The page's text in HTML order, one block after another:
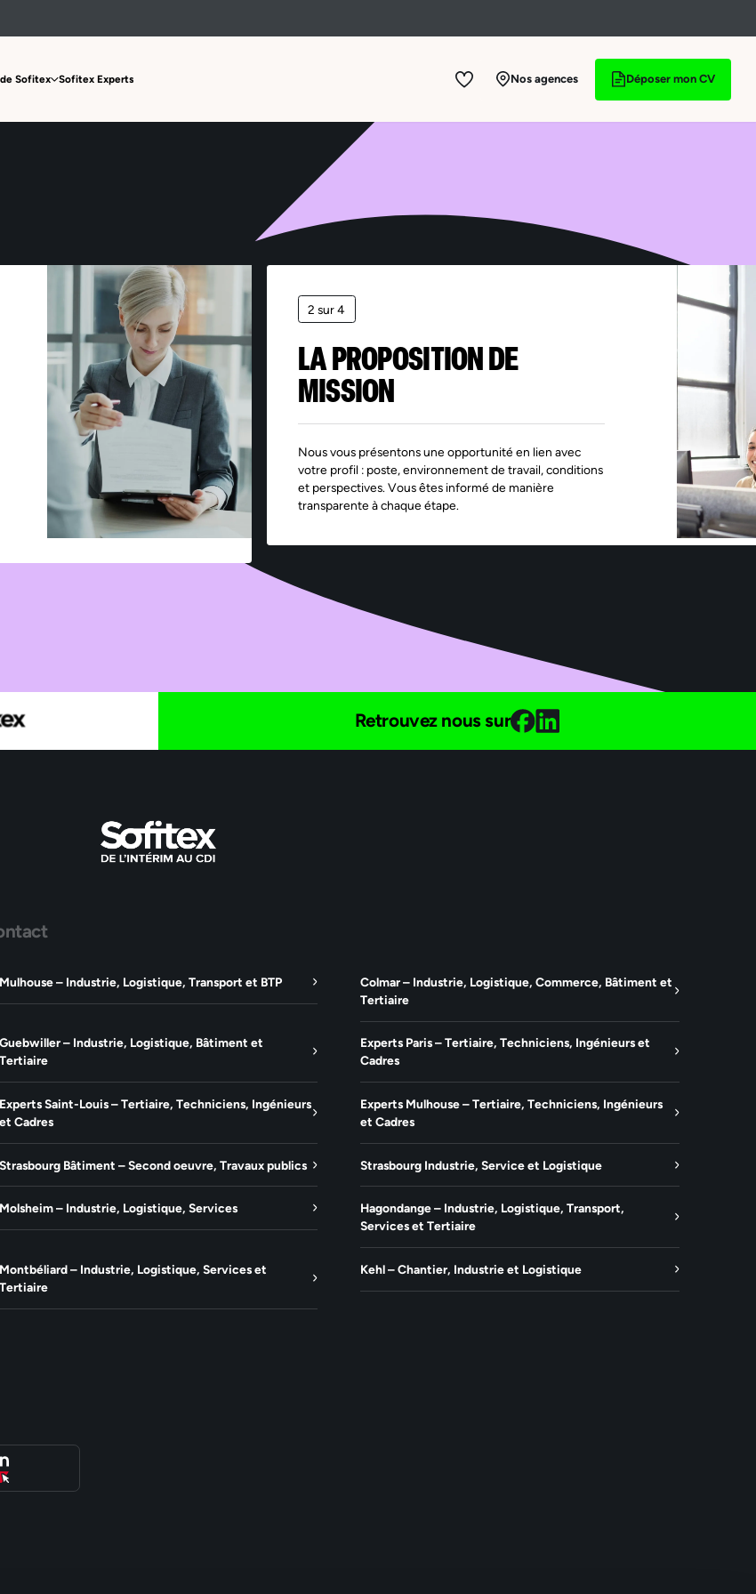
Sofitex Sofitex Experts Nos agences Déposer mon CV
Offre non trouvée
2 sur 4
LA PROPOSITION DE
MISSION
Nous vous présentons une opportunité en lien avec
votre profil : poste, environnement de travail, conditions
et perspectives. Vous êtes informé de manière
transparente à chaque étape.
Retrouvez nous sur
Mulhouse – Industrie, Logistique, Transport et BTP
Colmar – Industrie, Logistique, Commerce, Bâtiment et
Tertiaire
Guebwiller – Industrie, Logistique, Bâtiment et
Tertiaire
Experts Paris – Tertiaire, Techniciens, Ingénieurs et
Cadres
Experts Saint-Louis – Tertiaire, Techniciens, Ingénieurs
et Cadres
Experts Mulhouse – Tertiaire, Techniciens, Ingénieurs
et Cadres
Strasbourg Bâtiment – Second oeuvre, Travaux publics Strasbourg Industrie, Service et Logistique
Molsheim – Industrie, Logistique, Services
Hagondange – Industrie, Logistique, Transport,
Services et Tertiaire
Montbéliard – Industrie, Logistique, Services et
Tertiaire
Kehl – Chantier, Industrie et Logistique